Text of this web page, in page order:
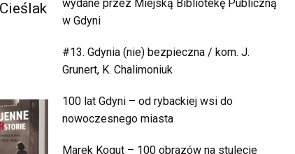
wydane przez Miejską Bibliotekę Publiczną
w Gdyni
#13. Gdynia (nie) bezpieczna / kom. J.
Grunert, K. Chalimoniuk
100 lat Gdyni – od rybackiej wsi do
nowoczesnego miasta
Marek Kogut – 100 obrazów na stulecie